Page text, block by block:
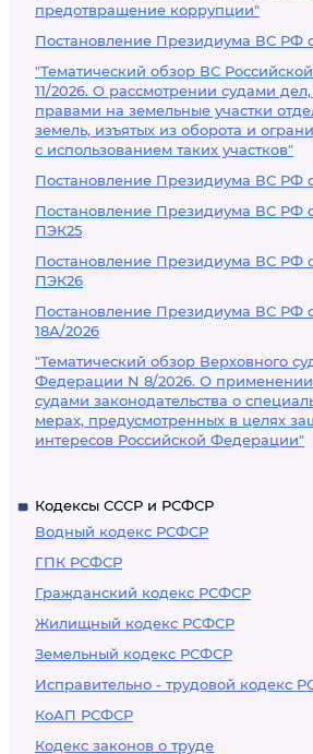
предотвращение коррупции"
Постановление Президиума ВС РФ
"Тематический обзор ВС
11/2026. О рассмотрении судами
правами на земельные участки
земель, изъятых из оборота и
с использованием таких участков"
Постановление Президиума ВС РФ
Постановление Президиума ВС РФ
ПЭК25
Постановление Президиума ВС РФ
ПЭК26
Постановление Президиума ВС РФ
18А/2026
"Тематический обзор Верховного
Федерации N 8/2026. О
судами законодательства о
мерах, предусмотренных в целях
интересов Российской Федерации"
Кодексы СССР и РСФСР
Водный кодекс РСФСР
ГПК РСФСР
Гражданский кодекс РСФСР
Жилищный кодекс РСФСР
Земельный кодекс РСФСР
Исправительно - трудовой кодекс
КоАП РСФСР
Кодекс законов о труде